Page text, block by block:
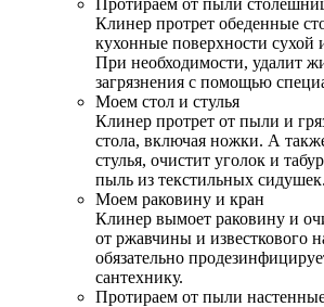
Клинер протрет обеденные
кухонные поверхности сухой
При необходимости, удалит
загрязнения с помощью
Моем стол и стулья
Клинер протрет от пыли и
стола, включая ножки. А
стулья, очистит уголок и
пыль из текстильных сидушек.
Моем раковину и кран
Клинер вымоет раковину и
от ржавчины и известкового
обязательно
сантехнику.
Протираем от пыли